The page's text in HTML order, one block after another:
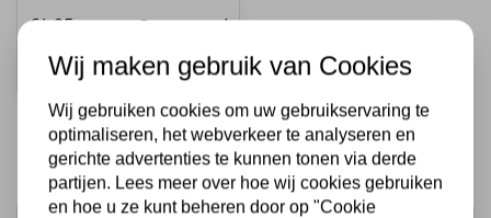
€6,95 Op voorraad
Snel toevoegen
Wij maken gebruik van Cookies
Wij gebruiken cookies om uw gebruikservaring te
optimaliseren, het webverkeer te analyseren en
gerichte advertenties te kunnen tonen via derde
partijen. Lees meer over hoe wij cookies gebruiken
en hoe u ze kunt beheren door op "Cookie